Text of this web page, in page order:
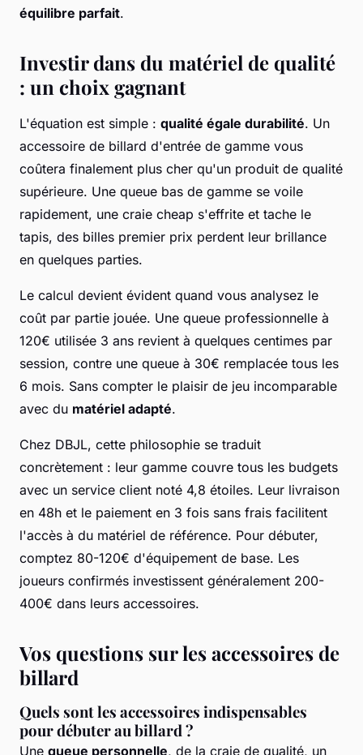
équilibre parfait.
Investir dans du matériel de qualité
: un choix gagnant
L'équation est simple : qualité égale durabilité. Un
accessoire de billard d'entrée de gamme vous
coûtera finalement plus cher qu'un produit de qualité
supérieure. Une queue bas de gamme se voile
rapidement, une craie cheap s'effrite et tache le
tapis, des billes premier prix perdent leur brillance
en quelques parties.
Le calcul devient évident quand vous analysez le
coût par partie jouée. Une queue professionnelle à
120€ utilisée 3 ans revient à quelques centimes par
session, contre une queue à 30€ remplacée tous les
6 mois. Sans compter le plaisir de jeu incomparable
avec du matériel adapté.
Chez DBJL, cette philosophie se traduit
concrètement : leur gamme couvre tous les budgets
avec un service client noté 4,8 étoiles. Leur livraison
en 48h et le paiement en 3 fois sans frais facilitent
l'accès à du matériel de référence. Pour débuter,
comptez 80-120€ d'équipement de base. Les
joueurs confirmés investissent généralement 200-
400€ dans leurs accessoires.
Vos questions sur les accessoires de
billard
Quels sont les accessoires indispensables
pour débuter au billard ?
Une queue personnelle, de la craie de qualité, un